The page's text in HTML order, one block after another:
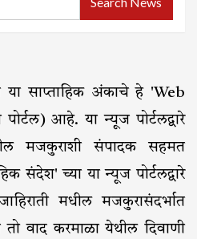
या साप्ताहिक अंकाचे हे 'Web
आहे. या न्यूज पोर्टलद्वारे
मजकुराशी संपादक सहमत
संदेश' च्या या न्यूज पोर्टलद्वारे
मधील मजकुरासंदर्भात
तो वाद करमाळा येथील दिवाणी